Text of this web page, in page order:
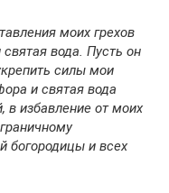
моих грехов
вода. Пусть он
силы мои
и святая вода
в избавление от моих
богородицы и всех